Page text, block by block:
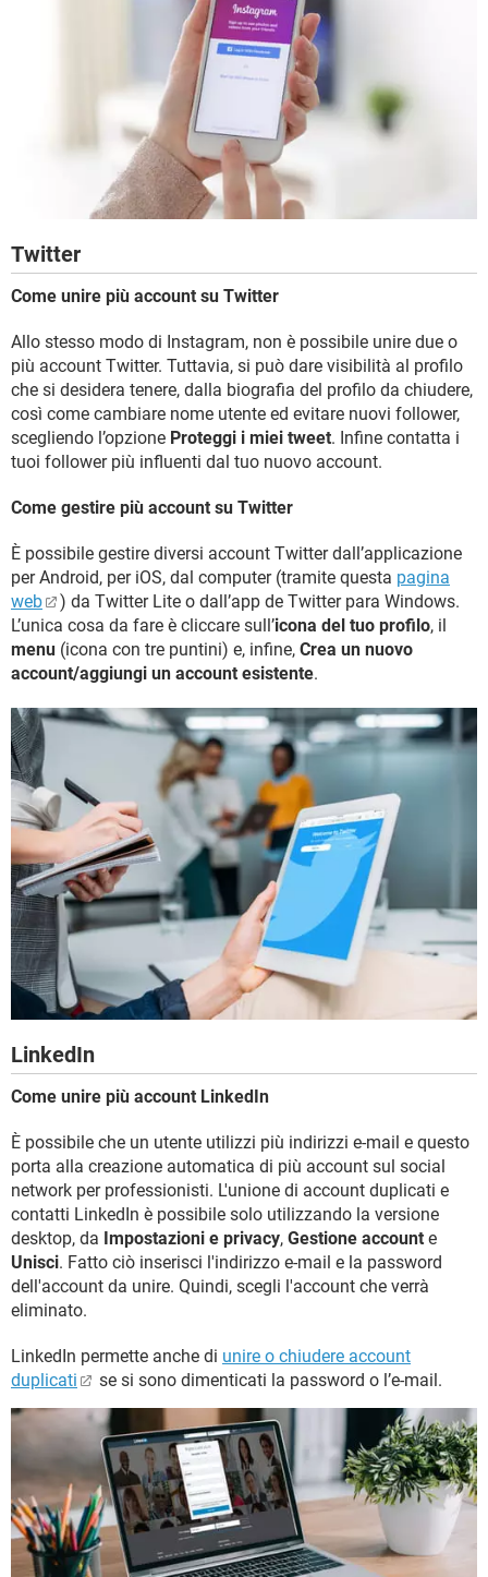
Twitter
Come unire più account su Twitter
Allo stesso modo di Instagram, non è possibile unire due o
più account Twitter. Tuttavia, si può dare visibilità al profilo
che si desidera tenere, dalla biografia del profilo da chiudere,
così come cambiare nome utente ed evitare nuovi follower,
scegliendo l’opzione Proteggi i miei tweet. Infine contatta i
tuoi follower più influenti dal tuo nuovo account.
Come gestire più account su Twitter
È possibile gestire diversi account Twitter dall’applicazione
per Android, per iOS, dal computer (tramite questa pagina
web
) da Twitter Lite o dall’app de Twitter para Windows.
L’unica cosa da fare è cliccare sull’icona del tuo profilo, il
menu (icona con tre puntini) e, infine, Crea un nuovo
account/aggiungi un account esistente.
LinkedIn
Come unire più account LinkedIn
È possibile che un utente utilizzi più indirizzi e-mail e questo
porta alla creazione automatica di più account sul social
network per professionisti. L'unione di account duplicati e
contatti LinkedIn è possibile solo utilizzando la versione
desktop, da Impostazioni e privacy, Gestione account e
Unisci. Fatto ciò inserisci l'indirizzo e-mail e la password
dell'account da unire. Quindi, scegli l'account che verrà
eliminato.
LinkedIn permette anche di unire o chiudere account
duplicati
se si sono dimenticati la password o l’e-mail.